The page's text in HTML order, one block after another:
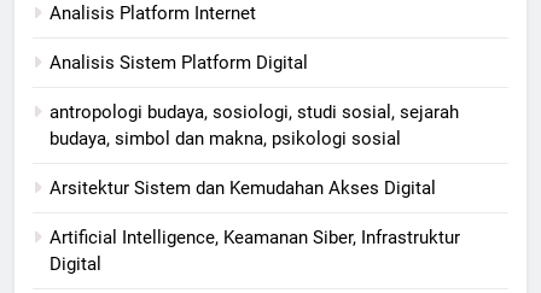
Analisis Platform Internet
Analisis Sistem Platform Digital
antropologi budaya, sosiologi, studi sosial, sejarah
budaya, simbol dan makna, psikologi sosial
Arsitektur Sistem dan Kemudahan Akses Digital
Artificial Intelligence, Keamanan Siber, Infrastruktur
Digital